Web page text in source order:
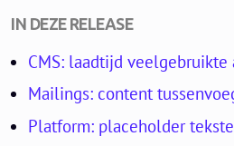
IN DEZE RELEASE
CMS: laadtijd
Mailings: content
Platform: placeholder